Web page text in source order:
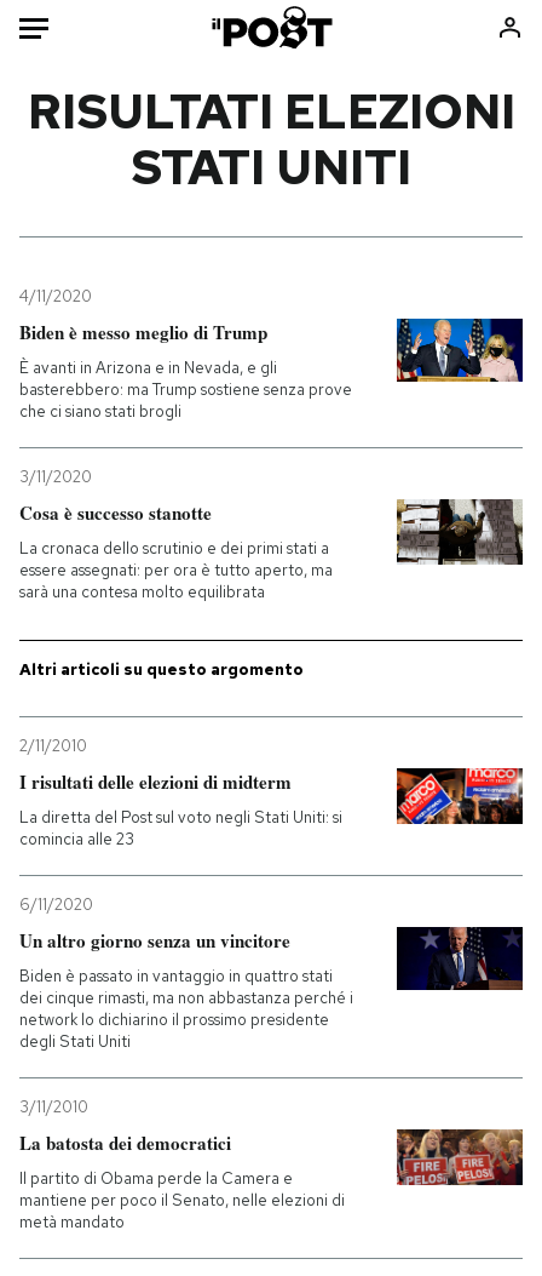
Mondo
Tecnologia
Internet
Scienza
Cultura
Economia
Sport
Libri
Ok Boomer!
Altrecose
PODCAST
NEWSLETTER
I MIEI PREFERITI
SHOP
CALENDARIO
AREA PERSONALE
Entra
RISULTATI ELEZIONI
STATI UNITI
4/11/2020
Biden è messo meglio di Trump
È avanti in Arizona e in Nevada, e gli
basterebbero: ma Trump sostiene senza prove
che ci siano stati brogli
3/11/2020
Cosa è successo stanotte
La cronaca dello scrutinio e dei primi stati a
essere assegnati: per ora è tutto aperto, ma
sarà una contesa molto equilibrata
Altri articoli su questo argomento
2/11/2010
I risultati delle elezioni di midterm
La diretta del Post sul voto negli Stati Uniti: si
comincia alle 23
6/11/2020
Un altro giorno senza un vincitore
Biden è passato in vantaggio in quattro stati
dei cinque rimasti, ma non abbastanza perché i
network lo dichiarino il prossimo presidente
degli Stati Uniti
3/11/2010
La batosta dei democratici
Il partito di Obama perde la Camera e
mantiene per poco il Senato, nelle elezioni di
metà mandato